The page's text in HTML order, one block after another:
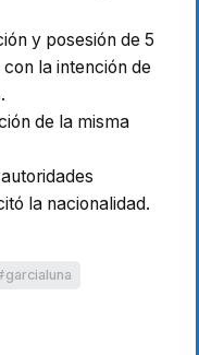
y posesión de 5
la intención de
de la misma
la nacionalidad.
garcialuna